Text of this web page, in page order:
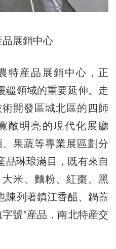
品展銷中心
産品展銷中心，正
疆領域的重要延伸。走
開發區城北區的四師
敞明亮的現代化展廳
果蔬等專業展區劃分
品琳琅滿目，既有來自
米、麵粉、紅棗、黑
陳列著鎮江香醋、鍋蓋
號”産品，南北特産交